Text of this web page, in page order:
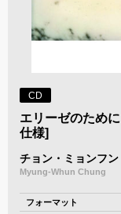
CD
エリーゼのため
仕様]
チョン・ミョンフン
Myung-Whun Chung
フォーマット